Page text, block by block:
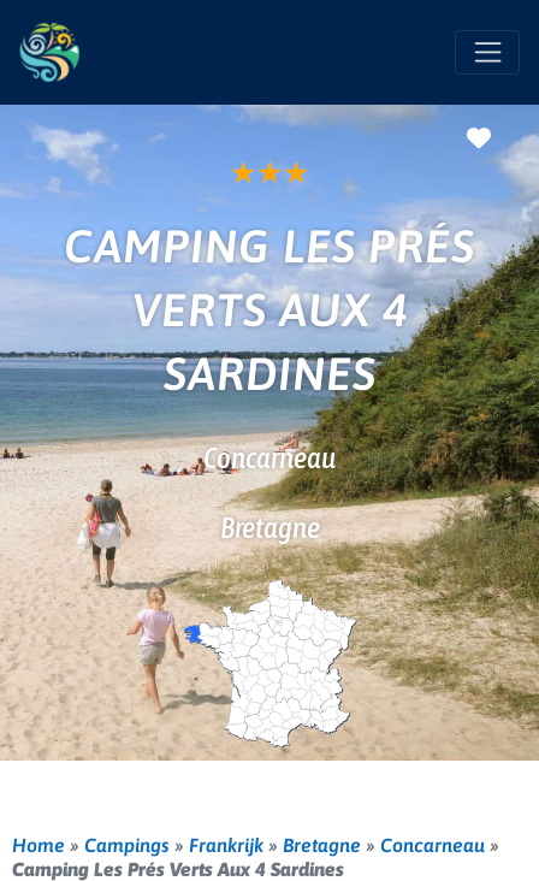
★★★
CAMPING LES PRÉS
VERTS AUX 4
SARDINES
Concarneau
Bretagne
Home » Campings » Frankrijk » Bretagne » Concarneau »
Camping Les Prés Verts Aux 4 Sardines